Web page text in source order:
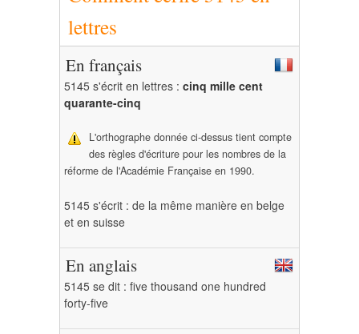
lettres
En français
5145 s'écrit en lettres : cinq mille cent
quarante-cinq
L'orthographe donnée ci-dessus tient compte
des règles d'écriture pour les nombres de la
réforme de l'Académie Française en 1990.
5145 s'écrit : de la même manière en belge
et en suisse
En anglais
5145 se dit : five thousand one hundred
forty-five